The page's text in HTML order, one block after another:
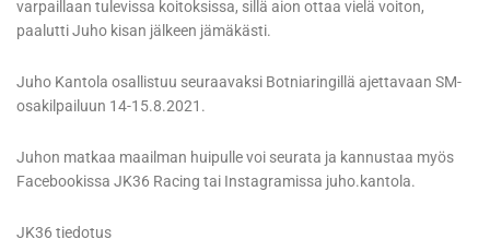
varpaillaan tulevissa koitoksissa, sillä aion ottaa vielä voiton,
paalutti Juho kisan jälkeen jämäkästi.
Juho Kantola osallistuu seuraavaksi Botniaringillä ajettavaan SM-
osakilpailuun 14-15.8.2021.
Juhon matkaa maailman huipulle voi seurata ja kannustaa myös
Facebookissa JK36 Racing tai Instagramissa juho.kantola.
JK36 tiedotus